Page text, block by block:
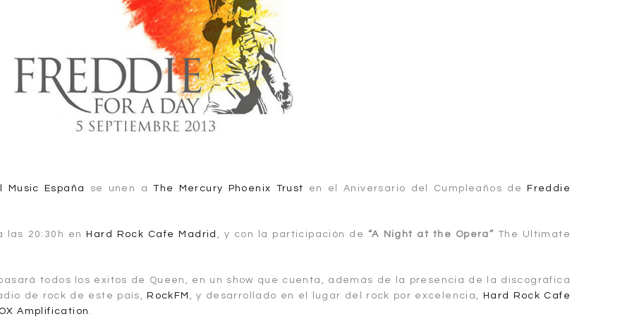
Music España se unen aThe Mercury Phoenix Trust en el Aniversario del Cumpleaños de Freddie
las 20:30h en Hard Rock Cafe Madrid , y con la participación de “A Night at the Opera” The Ultimate
todos los éxitos de Queen, en un show que cuenta, además de la presencia de la discográfica
de rock de este país,
RockFM , y desarrollado en el lugar del rock por excelencia,
Hard Rock Cafe
Amplification .